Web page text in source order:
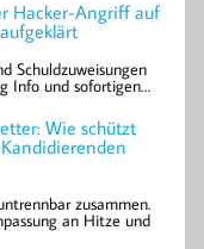
Hacker-Angriff auf
Schuldzuweisungen
Info und sofortigen…
Wie schützt
zusammen.
an Hitze und